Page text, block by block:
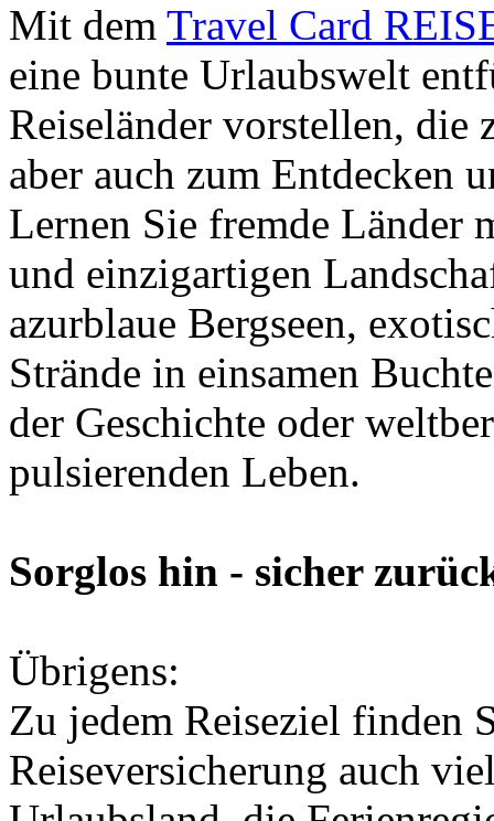
Mit dem Travel Card
eine bunte Urlaubswelt
Reiseländer vorstellen, die
aber auch zum Entdecken
Lernen Sie fremde Länder
und einzigartigen
azurblaue Bergseen,
Strände in einsamen
der Geschichte oder
pulsierenden Leben.
Sorglos hin - sicher
Übrigens:
Zu jedem Reiseziel finden
Reiseversicherung auch